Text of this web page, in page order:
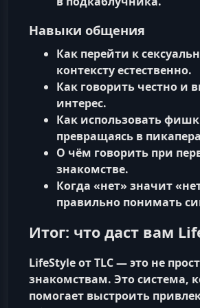
Навыки общения
Как перейти к
контекстуестественно.
Как говорить честно и
интерес.
Как использовать
превращаясь в
О чём говорить при
знакомстве.
Когда «нет» значит
правильно понимать
Итог: что даст вам
LifeStyle от TLC— это не
знакомствам. Этосистема,
помогает выстроить